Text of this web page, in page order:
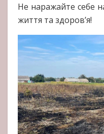
Не наражайте себе
життя та здоров’я!